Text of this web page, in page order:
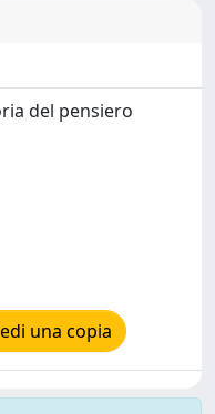
del pensiero
una copia